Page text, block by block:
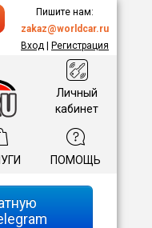
Пишите нам:
zakaz@worldcar.ru
Вход Регистрация
Личный
кабинет
ПОМОЩЬ